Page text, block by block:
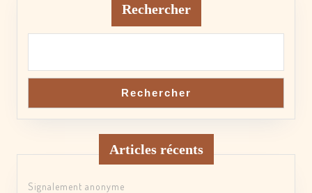
Rechercher
Rechercher
Articles récents
Signalement anonyme